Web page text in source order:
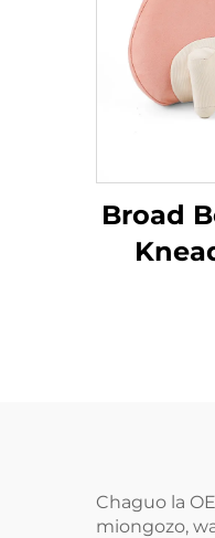
Broad
Chaguo la
miongozo,